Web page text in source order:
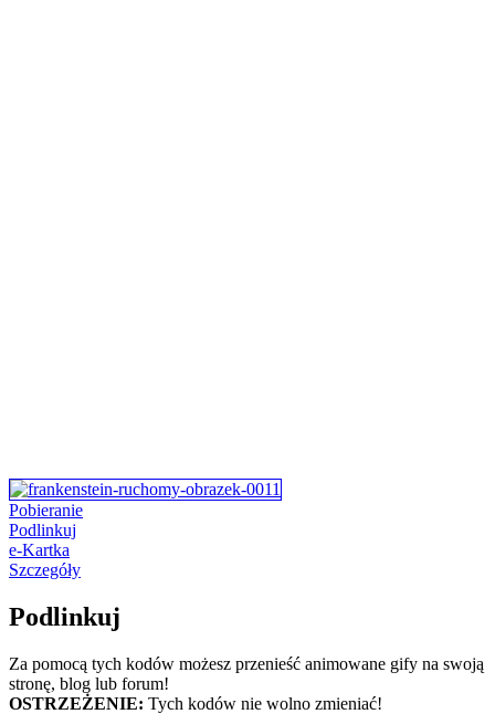
Pobieranie
Podlinkuj
e-Kartka
Szczegóły
Podlinkuj
Za pomocą tych kodów możesz przenieść animowane gify na swoją
stronę, blog lub forum!
OSTRZEŻENIE: Tych kodów nie wolno zmieniać!